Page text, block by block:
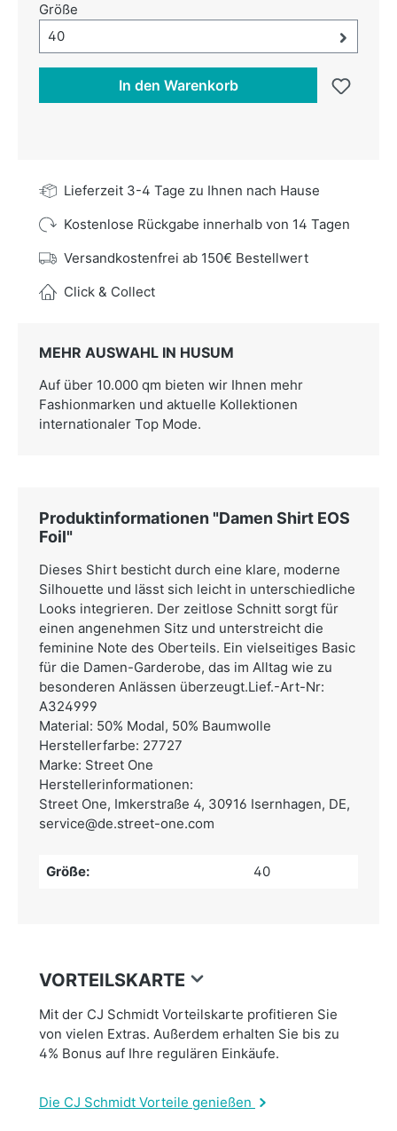
Größe
Größe-Auswahl öffnen, aktuell ausgewählt:
40
In den Warenkorb
Lieferzeit 3-4 Tage zu Ihnen nach Hause
Kostenlose Rückgabe innerhalb von 14 Tagen
Versandkostenfrei ab 150€ Bestellwert
Click & Collect
MEHR AUSWAHL IN HUSUM
Auf über 10.000 qm bieten wir Ihnen mehr
Fashionmarken und aktuelle Kollektionen
internationaler Top Mode.
Produktinformationen "Damen Shirt EOS
Foil"
Dieses Shirt besticht durch eine klare, moderne
Silhouette und lässt sich leicht in unterschiedliche
Looks integrieren. Der zeitlose Schnitt sorgt für
einen angenehmen Sitz und unterstreicht die
feminine Note des Oberteils. Ein vielseitiges Basic
für die Damen-Garderobe, das im Alltag wie zu
besonderen Anlässen überzeugt.Lief.-Art-Nr:
A324999
Material: 50% Modal, 50% Baumwolle
Herstellerfarbe: 27727
Marke: Street One
Herstellerinformationen:
Street One, Imkerstraße 4, 30916 Isernhagen, DE,
service@de.street-one.com
Größe: 40
VORTEILSKARTE
Mit der CJ Schmidt Vorteilskarte profitieren Sie
von vielen Extras. Außerdem erhalten Sie bis zu
4% Bonus auf Ihre regulären Einkäufe.
Die CJ Schmidt Vorteile genießen